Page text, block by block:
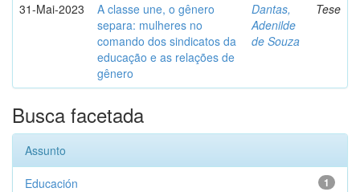
31-Mai-2023
A classe une, o gênero
separa: mulheres no
comando dos sindicatos da
educação e as relações de
gênero
Dantas,
Adenilde
de Souza
Tese
Busca facetada
Assunto
1
Educación